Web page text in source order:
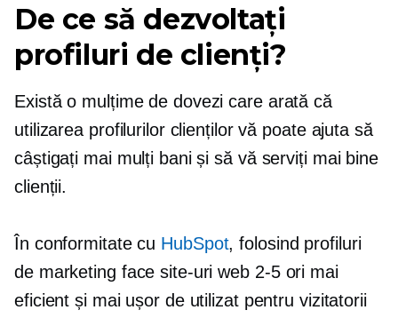
De ce să dezvoltați
profiluri de clienți?
Există o mulțime de dovezi care arată că
utilizarea profilurilor clienților vă poate ajuta să
câștigați mai mulți bani și să vă serviți mai bine
clienții.
În conformitate cu HubSpot, folosind profiluri
de marketing face site-uri web 2-5ori mai
eficient și mai ușor de utilizat pentru vizitatorii